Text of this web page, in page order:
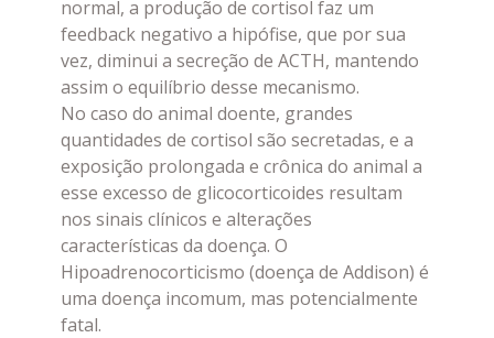
normal, a produção de cortisol faz um
feedback negativo a hipófise, que por sua
vez, diminui a secreção de ACTH, mantendo
assim o equilíbrio desse mecanismo.
No caso do animal doente, grandes
quantidades de cortisol são secretadas, e a
exposição prolongada e crônica do animal a
esse excesso de glicocorticoides resultam
nos sinais clínicos e alterações
características da doença. O
Hipoadrenocorticismo (doença de Addison) é
uma doença incomum, mas potencialmente
fatal.